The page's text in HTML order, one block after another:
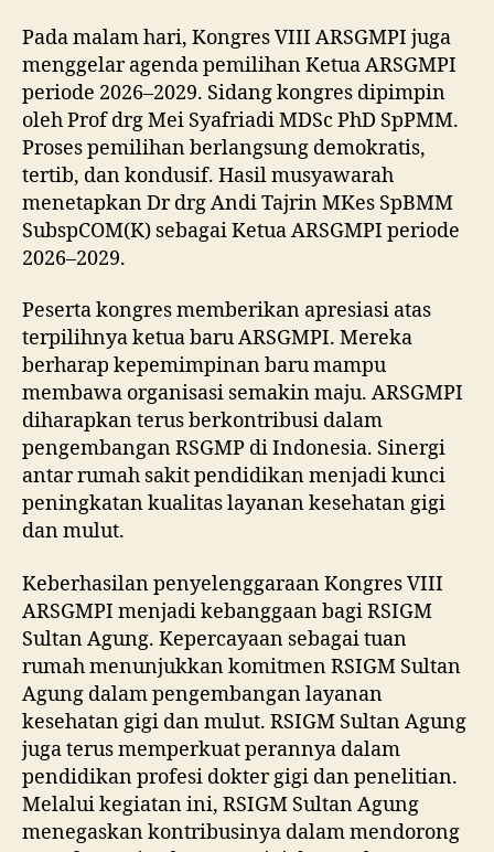
Pada malam hari, Kongres VIII ARSGMPI juga
menggelar agenda pemilihan Ketua ARSGMPI
periode 2026–2029. Sidang kongres dipimpin
oleh Prof drg Mei Syafriadi MDSc PhD SpPMM.
Proses pemilihan berlangsung demokratis,
tertib, dan kondusif. Hasil musyawarah
menetapkan Dr drg Andi Tajrin MKes SpBMM
SubspCOM(K) sebagai Ketua ARSGMPI periode
2026–2029.
Peserta kongres memberikan apresiasi atas
terpilihnya ketua baru ARSGMPI. Mereka
berharap kepemimpinan baru mampu
membawa organisasi semakin maju. ARSGMPI
diharapkan terus berkontribusi dalam
pengembangan RSGMP di Indonesia. Sinergi
antar rumah sakit pendidikan menjadi kunci
peningkatan kualitas layanan kesehatan gigi
dan mulut.
Keberhasilan penyelenggaraan Kongres VIII
ARSGMPI menjadi kebanggaan bagi RSIGM
Sultan Agung. Kepercayaan sebagai tuan
rumah menunjukkan komitmen RSIGM Sultan
Agung dalam pengembangan layanan
kesehatan gigi dan mulut. RSIGM Sultan Agung
juga terus memperkuat perannya dalam
pendidikan profesi dokter gigi dan penelitian.
Melalui kegiatan ini, RSIGM Sultan Agung
menegaskan kontribusinya dalam mendorong